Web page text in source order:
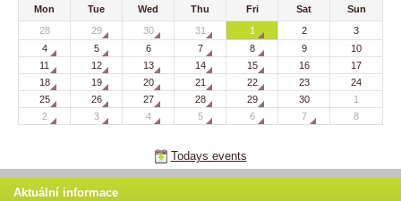
Mon Tue Wed Thu Fri Sat
Sun
28
29 30 31 1 2
3
4
5 6 7 8 9
10
11
12 13 14 15 16
17
18
19 20 21 22 23
24
25
26 27 28 29 30
1
2
3 4 5 6 7 8
Todays events
Aktuální informace